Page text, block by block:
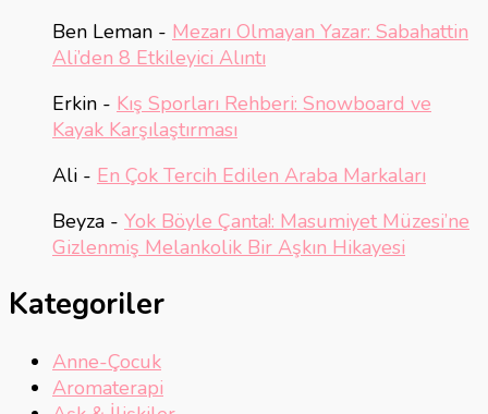
Ben Leman - Mezarı Olmayan Yazar: Sabahattin
Ali’den 8 Etkileyici Alıntı
Erkin - Kış Sporları Rehberi: Snowboard ve
Kayak Karşılaştırması
Ali - En Çok Tercih Edilen Araba Markaları
Beyza - Yok Böyle Çanta!: Masumiyet Müzesi’ne
Gizlenmiş Melankolik Bir Aşkın Hikayesi
Kategoriler
Anne-Çocuk
Aromaterapi